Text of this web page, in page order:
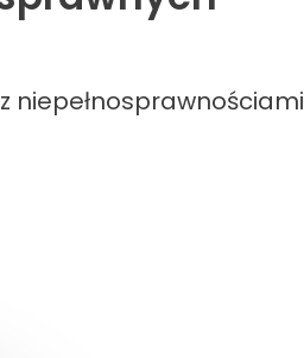
niepełnosprawnościami